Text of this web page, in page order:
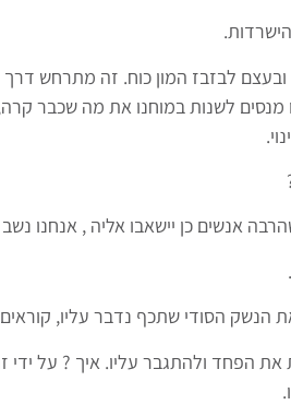
לבזבז המון כוח. זה מתרחש
לשנות במוחנו את מה שכבר קרה,
אנשים כן יישאבו אליה , אנחנו
הנשק הסודי שתכף נדבר עליו,
את הפחד ולהתגבר עליו. איך ? על